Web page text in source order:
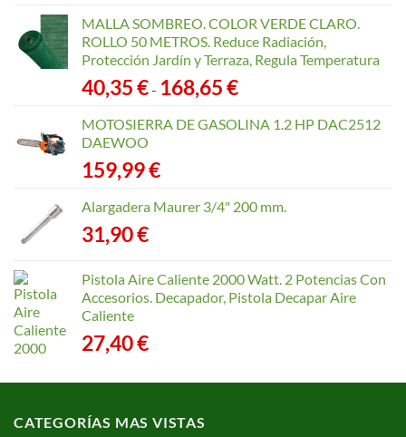
MALLA SOMBREO. COLOR VERDE CLARO.
ROLLO 50 METROS. Reduce Radiación,
Protección Jardín y Terraza, Regula Temperatura
40,35€- 168,65€Rango
precios:
MOTOSIERRA DE GASOLINA 1.2 HP DAC2512
DAEWOO
159,99€
Alargadera Maurer 3/4" 200 mm.
31,90€
Pistola Aire Caliente 2000 Watt. 2 Potencias Con
Accesorios. Decapador, Pistola Decapar Aire
Caliente
27,40€
CATEGORÍAS MAS VISTAS